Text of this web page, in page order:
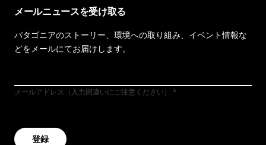
メールニュースを受け取る
パタゴニアのストーリー、環境への取り組み、イベント情報な
どをメールにてお届けします。
メールアドレス（入力間違いにご注意ください）
登録